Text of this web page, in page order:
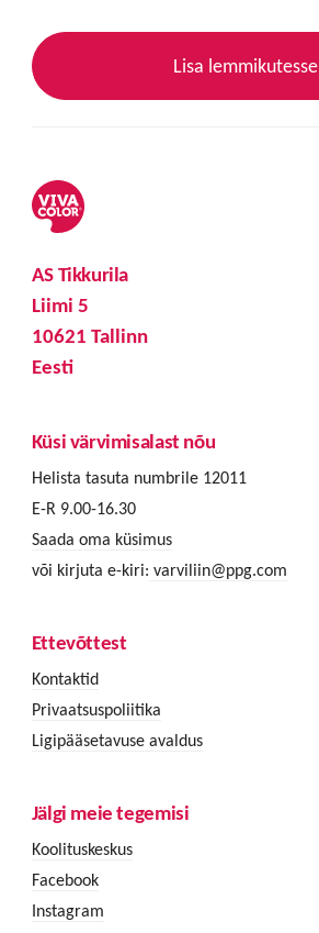
Lisa lemmikutesse
AS Tikkurila
Liimi 5
10621 Tallinn
Eesti
Küsi värvimisalast nõu
Helista tasuta numbrile 12011
E-R 9.00-16.30
Saada oma küsimus
või kirjuta e-kiri: varviliin@ppg.com
Ettevõttest
Kontaktid
Privaatsuspoliitika
Ligipääsetavuse avaldus
Jälgi meie tegemisi
Koolituskeskus
Facebook
Instagram